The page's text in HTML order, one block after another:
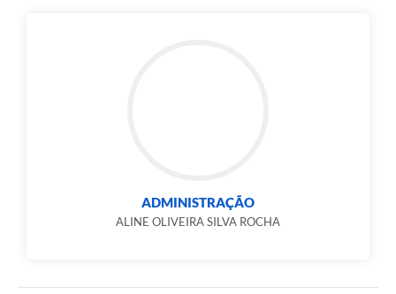
ADMINISTRAÇÃO
ALINE OLIVEIRA SILVA ROCHA